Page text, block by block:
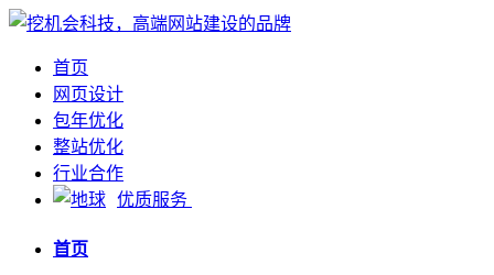
首页
网页设计
包年优化
整站优化
行业合作
优质服务
首页